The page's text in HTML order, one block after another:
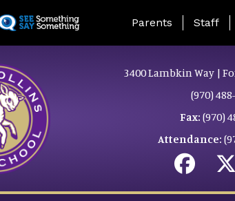
Landing Page Menu
Parents Staff
3400 Lambkin Way |
(970)
Fax: (970)
Attendance: